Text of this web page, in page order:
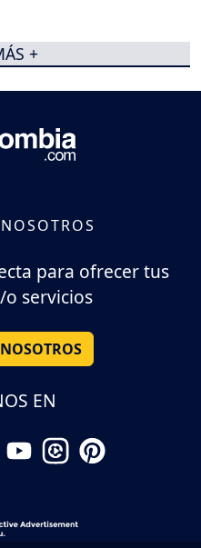
+
para ofrecer tus
servicios
EN